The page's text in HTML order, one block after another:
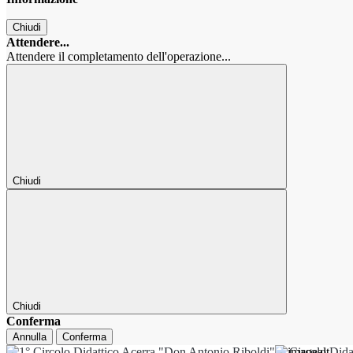
Chiudi
Attendere...
Attendere il completamento dell'operazione...
Chiudi
Chiudi
Conferma
Annulla Conferma